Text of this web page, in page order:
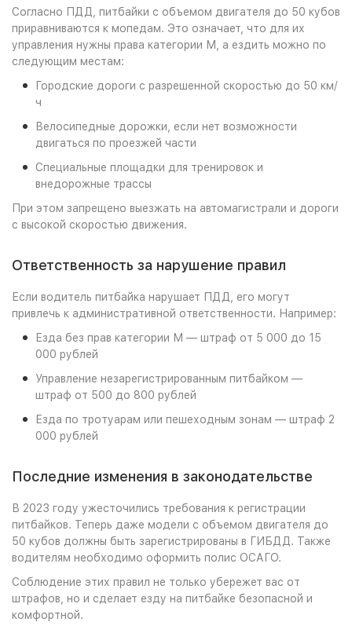
Согласно ПДД, питбайки с объемом двигателя до 50 кубов
приравниваются к мопедам. Это означает, что для их
управления нужны права категории М, а ездить можно по
следующим местам:
Городские дороги с разрешенной скоростью до 50 км/
ч
Велосипедные дорожки, если нет возможности
двигаться по проезжей части
Специальные площадки для тренировок и
внедорожные трассы
При этом запрещено выезжать на автомагистрали и дороги
с высокой скоростью движения.
Ответственность за нарушение правил
Если водитель питбайка нарушает ПДД, его могут
привлечь к административной ответственности. Например:
Езда без прав категории М — штраф от 5 000 до 15
000 рублей
Управление незарегистрированным питбайком —
штраф от 500 до 800 рублей
Езда по тротуарам или пешеходным зонам — штраф 2
000 рублей
Последние изменения в законодательстве
В 2023 году ужесточились требования к регистрации
питбайков. Теперь даже модели с объемом двигателя до
50 кубов должны быть зарегистрированы в ГИБДД. Также
водителям необходимо оформить полис ОСАГО.
Соблюдение этих правил не только убережет вас от
штрафов, но и сделает езду на питбайке безопасной и
комфортной.